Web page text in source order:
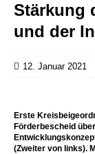
Stärkung
und der
12. Januar 2021
Erste
Förderbescheid
(Zweiter von links).